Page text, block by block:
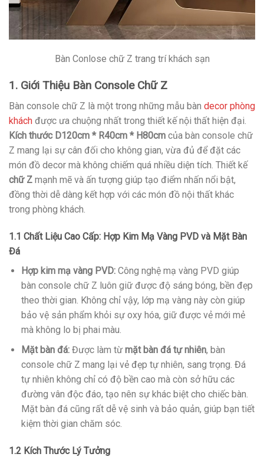
Bàn Conlose chữ Z trang trí khách sạn
1. Giới Thiệu Bàn Console Chữ Z
Bàn console chữ Z là một trong những mẫu bàn decor phòng
khách được ưa chuộng nhất trong thiết kế nội thất hiện đại.
Kích thước D120cm * R40cm * H80cm của bàn console chữ
Z mang lại sự cân đối cho không gian, vừa đủ để đặt các
món đồ decor mà không chiếm quá nhiều diện tích. Thiết kế
chữ Z mạnh mẽ và ấn tượng giúp tạo điểm nhấn nổi bật,
đồng thời dễ dàng kết hợp với các món đồ nội thất khác
trong phòng khách.
1.1 Chất Liệu Cao Cấp: Hợp Kim Mạ Vàng PVD và Mặt Bàn
Đá
Hợp kim mạ vàng PVD:Công nghệ mạ vàng PVD giúp
bàn console chữ Z luôn giữ được độ sáng bóng, bền đẹp
theo thời gian. Không chỉ vậy, lớp mạ vàng này còn giúp
bảo vệ sản phẩm khỏi sự oxy hóa, giữ được vẻ mới mẻ
mà không lo bị phai màu.
Mặt bàn đá:Được làm từ mặt bàn đá tự nhiên, bàn
console chữ Z mang lại vẻ đẹp tự nhiên, sang trọng. Đá
tự nhiên không chỉ có độ bền cao mà còn sở hữu các
đường vân độc đáo, tạo nên sự khác biệt cho chiếc bàn.
Mặt bàn đá cũng rất dễ vệ sinh và bảo quản, giúp bạn tiết
kiệm thời gian chăm sóc.
1.2 Kích Thước Lý Tưởng